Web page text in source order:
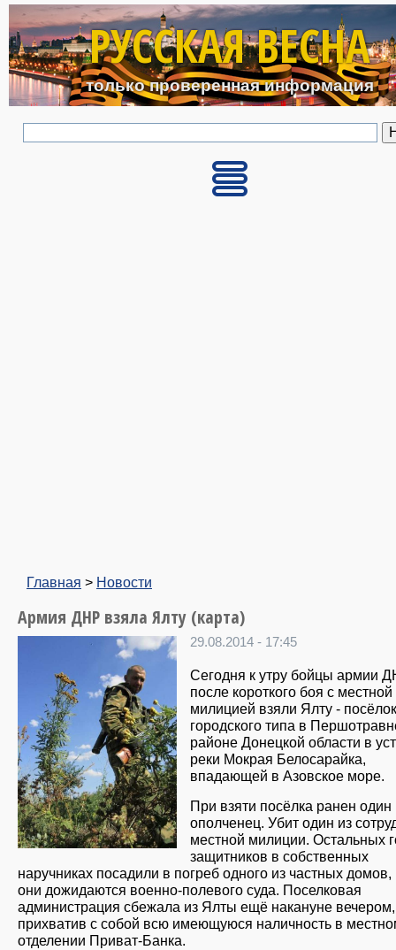
Перейти к основному
РУССКАЯ ВЕСНА
только проверенная информация
Главная > Новости
Армия ДНР взяла Ялту (карта)
29.08.2014 - 17:45
Сегодня к утру бойцы армии
после короткого боя с местной
милицией взяли Ялту - посёлок
городского типа в
районе Донецкой области в
реки Мокрая Белосарайка,
впадающей в Азовское море.
При взяти посёлка ранен один
ополченец. Убит один из
местной милиции. Остальных
защитников в собственных
наручниках посадили в погреб одного из частных домов,
они дожидаются военно-полевого суда. Поселковая
администрация сбежала из Ялты ещё накануне вечером,
прихватив с собой всю имеющуюся наличность в
отделении Приват-Банка.